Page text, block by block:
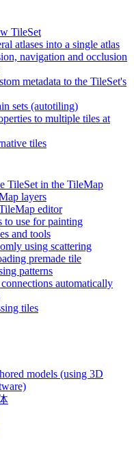
TileSet
atlases into a single atlas
navigation and occlusion
metadata to the TileSet's
sets (autotiling)
to multiple tiles at
tiles
TileSet in the TileMap
layers
editor
to use for painting
and tools
using scattering
premade tile
patterns
automatically
tiles
models (using 3D